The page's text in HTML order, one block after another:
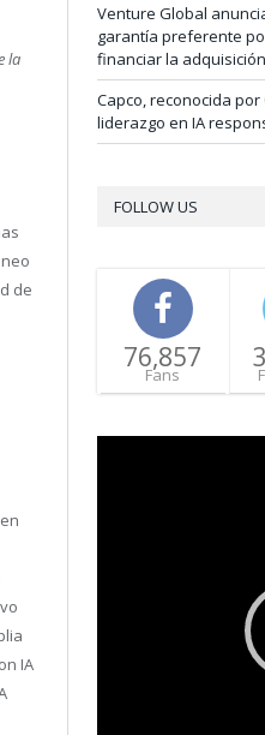
la
de
IA
Venture Global
garantía preferente
financiar la
Capco, reconocida
liderazgo en IA
FOLLOW US
76,857
Fans